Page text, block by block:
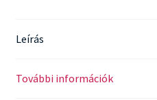
Leírás
További információk